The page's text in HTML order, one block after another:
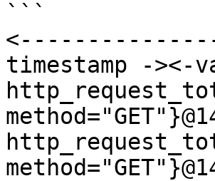
```
timestamp -><-